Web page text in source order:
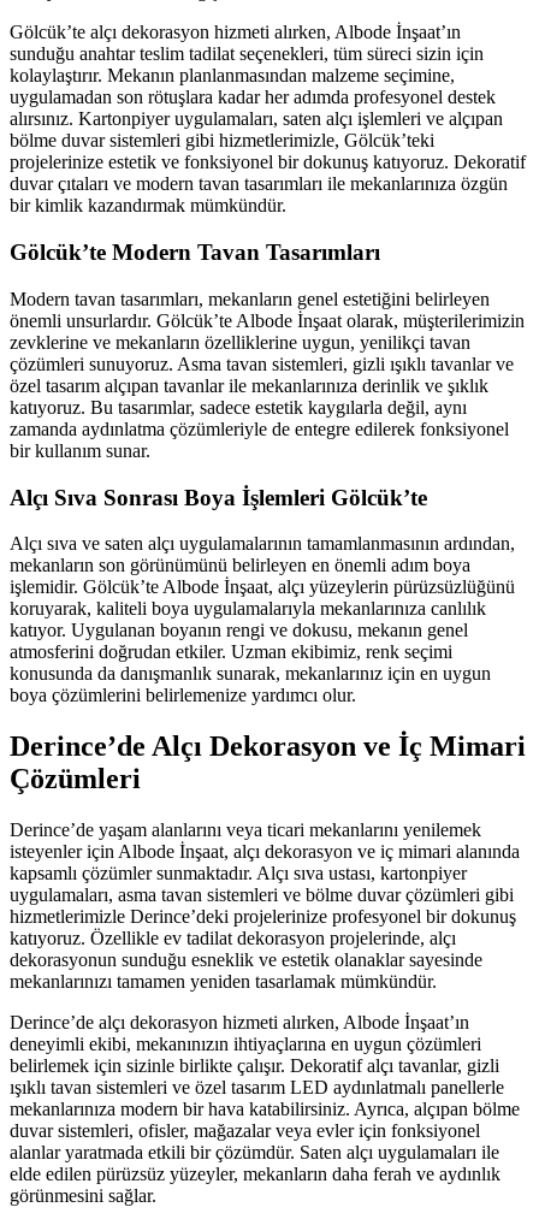
Gölcük’te alçı dekorasyon hizmeti alırken, Albode İnşaat’ın
sunduğu anahtar teslim tadilat seçenekleri, tüm süreci sizin için
kolaylaştırır. Mekanın planlanmasından malzeme seçimine,
uygulamadan son rötuşlara kadar her adımda profesyonel destek
alırsınız. Kartonpiyer uygulamaları, saten alçı işlemleri ve alçıpan
bölme duvar sistemleri gibi hizmetlerimizle, Gölcük’teki
projelerinize estetik ve fonksiyonel bir dokunuş katıyoruz. Dekoratif
duvar çıtaları ve modern tavan tasarımları ile mekanlarınıza özgün
bir kimlik kazandırmak mümkündür.
Gölcük’te Modern Tavan Tasarımları
Modern tavan tasarımları, mekanların genel estetiğini belirleyen
önemli unsurlardır. Gölcük’te Albode İnşaat olarak, müşterilerimizin
zevklerine ve mekanların özelliklerine uygun, yenilikçi tavan
çözümleri sunuyoruz. Asma tavan sistemleri, gizli ışıklı tavanlar ve
özel tasarım alçıpan tavanlar ile mekanlarınıza derinlik ve şıklık
katıyoruz. Bu tasarımlar, sadece estetik kaygılarla değil, aynı
zamanda aydınlatma çözümleriyle de entegre edilerek fonksiyonel
bir kullanım sunar.
Alçı Sıva Sonrası Boya İşlemleri Gölcük’te
Alçı sıva ve saten alçı uygulamalarının tamamlanmasının ardından,
mekanların son görünümünü belirleyen en önemli adım boya
işlemidir. Gölcük’te Albode İnşaat, alçı yüzeylerin pürüzsüzlüğünü
koruyarak, kaliteli boya uygulamalarıyla mekanlarınıza canlılık
katıyor. Uygulanan boyanın rengi ve dokusu, mekanın genel
atmosferini doğrudan etkiler. Uzman ekibimiz, renk seçimi
konusunda da danışmanlık sunarak, mekanlarınız için en uygun
boya çözümlerini belirlemenize yardımcı olur.
Derince’de Alçı Dekorasyon ve İç Mimari
Çözümleri
Derince’de yaşam alanlarını veya ticari mekanlarını yenilemek
isteyenler için Albode İnşaat, alçı dekorasyon ve iç mimari alanında
kapsamlı çözümler sunmaktadır. Alçı sıva ustası, kartonpiyer
uygulamaları, asma tavan sistemleri ve bölme duvar çözümleri gibi
hizmetlerimizle Derince’deki projelerinize profesyonel bir dokunuş
katıyoruz. Özellikle ev tadilat dekorasyon projelerinde, alçı
dekorasyonun sunduğu esneklik ve estetik olanaklar sayesinde
mekanlarınızı tamamen yeniden tasarlamak mümkündür.
Derince’de alçı dekorasyon hizmeti alırken, Albode İnşaat’ın
deneyimli ekibi, mekanınızın ihtiyaçlarına en uygun çözümleri
belirlemek için sizinle birlikte çalışır. Dekoratif alçı tavanlar, gizli
ışıklı tavan sistemleri ve özel tasarım LED aydınlatmalı panellerle
mekanlarınıza modern bir hava katabilirsiniz. Ayrıca, alçıpan bölme
duvar sistemleri, ofisler, mağazalar veya evler için fonksiyonel
alanlar yaratmada etkili bir çözümdür. Saten alçı uygulamaları ile
elde edilen pürüzsüz yüzeyler, mekanların daha ferah ve aydınlık
görünmesini sağlar.